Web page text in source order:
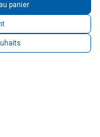
panier